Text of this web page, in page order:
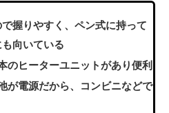
握りやすく、ペン式に持って
向いている
のヒーターユニットがあり便利
が電源だから、コンビニなどで